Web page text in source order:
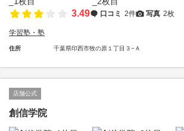
3.49 口コミ 2件 写真 2枚
学習塾・塾
住所 千葉県印西市牧の原１丁目３−Ａ
店舗公式
創信学院